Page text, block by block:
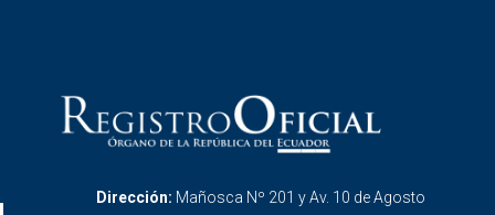
Dirección: Mañosca Nº 201 y Av. 10 de Agosto